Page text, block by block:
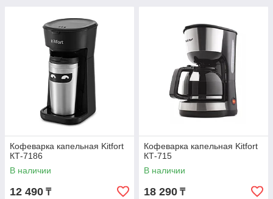
Кофеварка капельная Kitfort
КТ-7186
В наличии
12 490 ₸
Кофеварка капельная Kitfort
КТ-715
В наличии
18 290 ₸